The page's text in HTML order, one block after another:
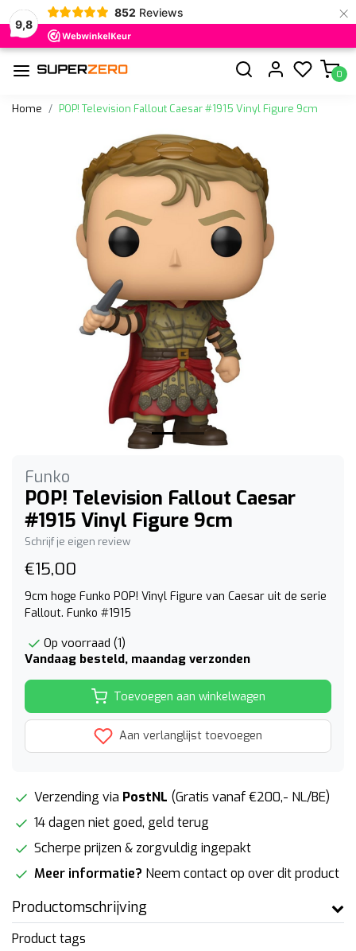
9,8
852 Reviews ×
0
Home POP! Television Fallout Caesar #1915 Vinyl Figure 9cm
Funko
POP! Television Fallout Caesar
#1915 Vinyl Figure 9cm
Schrijf je eigen review
€15,00
9cm hoge Funko POP! Vinyl Figure van Caesar uit de serie
Fallout. Funko #1915
Op voorraad (1)
Vandaag besteld, maandag verzonden
Toevoegen aan winkelwagen
Aan verlanglijst toevoegen
Verzending via PostNL (Gratis vanaf €200,- NL/BE)
14 dagen niet goed, geld terug
Scherpe prijzen & zorgvuldig ingepakt
Meer informatie? Neem contact op over dit product
Productomschrijving
Product tags